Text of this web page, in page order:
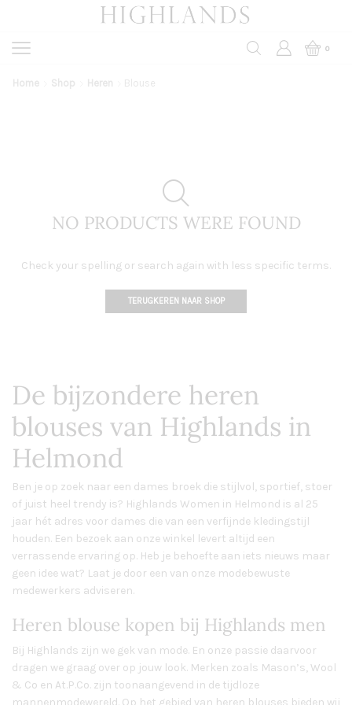
0
Home Shop Heren Blouse
NO PRODUCTS WERE FOUND
Check your spelling or search again with less specific terms.
TERUGKEREN NAAR SHOP
De bijzondere heren
blouses van Highlands in
Helmond
Ben je op zoek naar een dames broek die stijlvol, sportief, stoer
of juist heel trendy is? Highlands Women in Helmond is al 25
jaar hét adres voor dames die van een verfijnde kledingstijl
houden. Een bezoek aan onze winkel levert altijd een
verrassende ervaring op. Heb je behoefte aan iets nieuws maar
geen idee wat? Laat je door een van onze modebewuste
medewerkers adviseren.
Heren blouse kopen bij Highlands men
Bij Highlands zijn we gek van mode. En onze passie daarvoor
dragen we graag over op jouw look. Merken zoals Mason’s, Wool
& Co en At.P.Co. zijn toonaangevend in de tijdloze
mannenmodewereld. Op het gebied van heren blouses bieden wij